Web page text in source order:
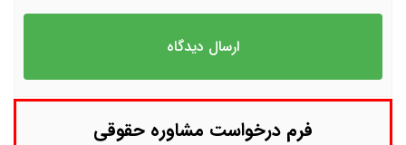
فرم درخواست مشاوره حقوقی